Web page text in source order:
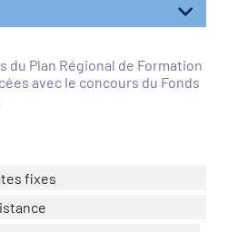
du Plan Régional de Formation
avec le concours du Fonds
fixes